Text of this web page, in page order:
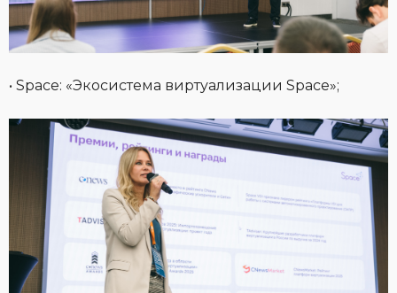
• Space: «Экосистема виртуализации Space»;